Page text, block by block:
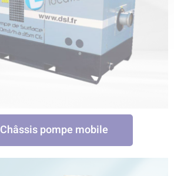
Châssis pompe mobile